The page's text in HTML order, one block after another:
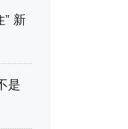
” 新
是